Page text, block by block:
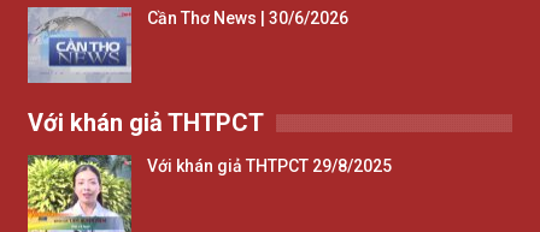
Cần Thơ News | 30/6/2026
Với khán giả THTPCT
Với khán giả THTPCT 29/8/2025